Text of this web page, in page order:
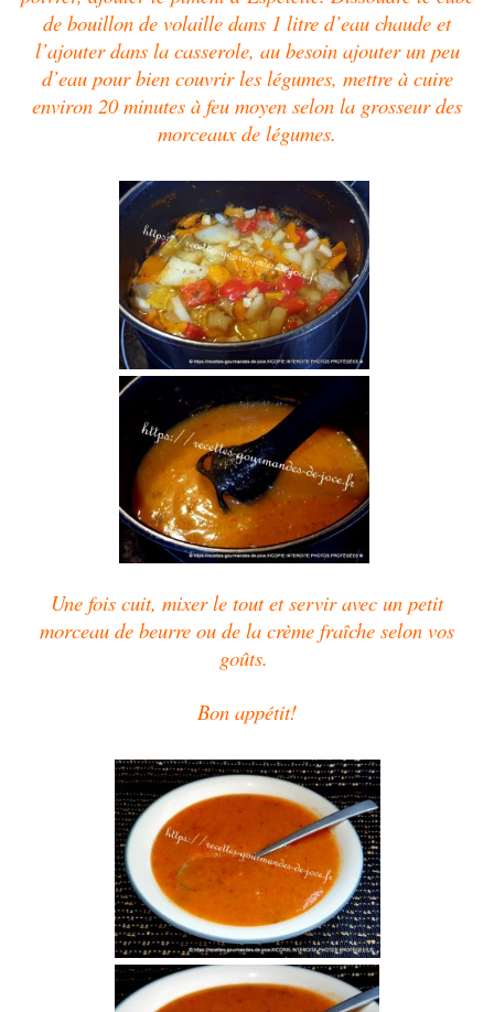
de bouillon de volaille dans 1 litre d’eau chaude et
l’ajouter dans la casserole, au besoin ajouter un peu
d’eau pour bien couvrir les légumes, mettre à cuire
environ 20 minutes à feu moyen selon la grosseur des
morceaux de légumes.
Une fois cuit, mixer le tout et servir avec un petit
morceau de beurre ou de la crème fraîche selon vos
goûts.
Bon appétit!